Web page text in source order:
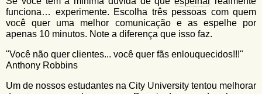
funciona… experimente. Escolha três pessoas com quem
você quer uma melhor comunicação e as espelhe por
apenas 10 minutos. Note a diferença que isso faz.
"Você não quer clientes... você quer fãs enlouquecidos!!!"
Anthony Robbins
Um de nossos estudantes na City University tentou melhorar